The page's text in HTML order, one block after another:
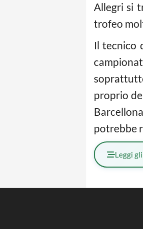
Allegri si
trofeo
Il tecnico
proprio
potrebbe
Leggi